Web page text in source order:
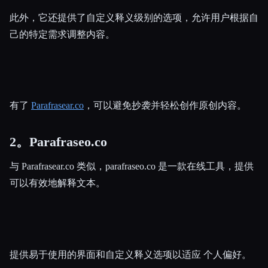
此外，它还提供了自定义释义级别的选项，允许用户根据自
己的特定需求调整内容。
有了 Parafrasear.co ，可以避免抄袭并轻松创作原创内容。
2。Parafraseo.co
与 Parafrasear.co 类似，parafraseo.co 是一款在线工具，提供
可以有效地解释文本。
提供易于使用的界面和自定义释义选项以适应 个人偏好。